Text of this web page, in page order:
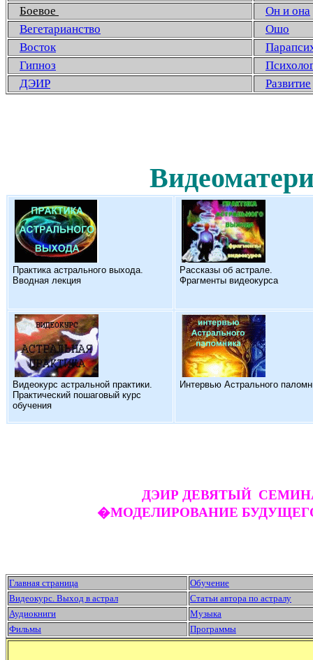
Боевое
Он и она
Вегетарианство
Ошо
Восток
Гипноз
ДЭИР
Развитие
Практика астрального выхода.
Вводная лекция
Рассказы об астрале.
Фрагменты видеокурса
Видеокурс астральной практики.
Практический пошаговый курс
обучения
Интервью Астрального
ДЭИР ДЕВЯТЫЙ
�МОДЕЛИРОВАНИЕ
Главная страница
Обучение
Видеокурс. Выход в астрал
Статьи автора по астралу
Аудиокниги
Музыка
Фильмы
Программы